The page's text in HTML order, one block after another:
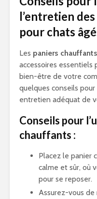
l’entretien
pour chats
Les paniers
accessoires
bien-être de votre
quelques conseils
entretien adéquat de
Conseils pour
chauffants :
Placez le panier
calme et sûr, où
pour se reposer.
Assurez-vous